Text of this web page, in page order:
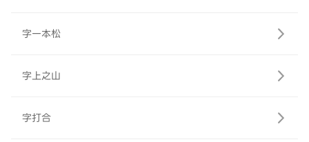
字一本松
字上之山
字打合